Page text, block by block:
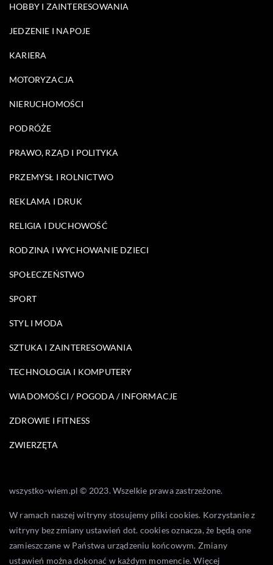
HOBBY I ZAINTERESOWANIA
JEDZENIE I NAPOJE
KARIERA
MOTORYZACJA
NIERUCHOMOŚCI
PODRÓŻE
PRAWO, RZĄD I POLITYKA
PRZEMYSŁ I ROLNICTWO
REKLAMA I DRUK
RELIGIA I DUCHOWOŚĆ
RODZINA I WYCHOWANIE DZIECI
SPOŁECZEŃSTWO
SPORT
STYL I MODA
SZTUKA I ZAINTERESOWANIA
TECHNOLOGIA I KOMPUTERY
WIADOMOŚCI / POGODA / INFORMACJE
ZDROWIE I FITNESS
ZWIERZĘTA
wszystko-wiem.pl © 2023. Wszelkie prawa zastrzeżone.
W ramach naszej witryny stosujemy pliki cookies. Korzystanie z
witryny bez zmiany ustawień dot. cookies oznacza, że będą one
zamieszczane w Państwa urządzeniu końcowym. Zmiany
ustawień można dokonać w każdym momencie. Więcej